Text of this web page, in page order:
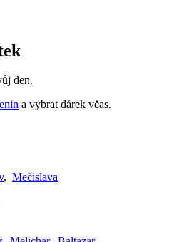
den.
a vybrat dárek včas.
, Mečislava